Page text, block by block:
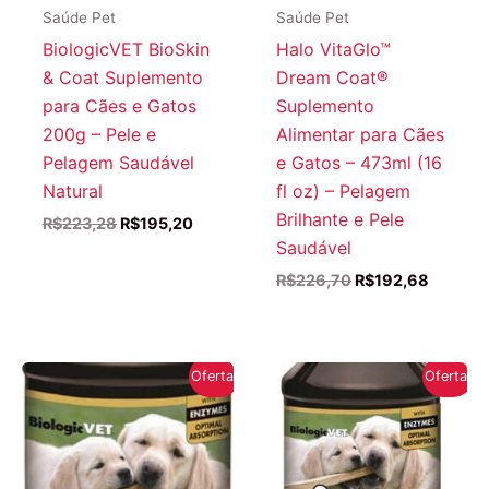
Saúde Pet
BiologicVET BioSkin
& Coat Suplemento
para Cães e Gatos
200g – Pele e
Pelagem Saudável
Natural
R$223,28 O
R$195,20O
Saúde Pet
Halo VitaGlo™
Dream Coat®
Suplemento
Alimentar para Cães
e Gatos – 473ml (16
fl oz) – Pelagem
Brilhante e Pele
Saudável
R$226,70 O
R$192,68
Oferta! Oferta!